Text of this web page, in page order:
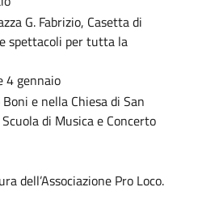
G. Fabrizio, Casetta di
spettacoli per tutta la
4 gennaio
e nella Chiesa di San
di Musica e Concerto
dell’Associazione Pro Loco.